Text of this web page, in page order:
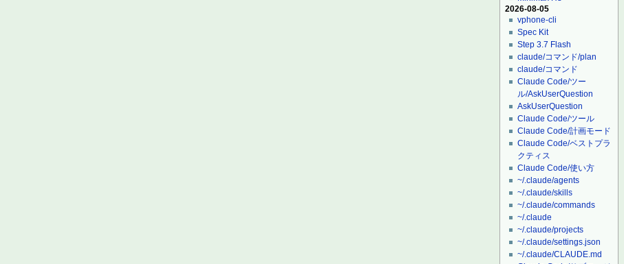
2026-08-05
vphone-cli
Spec Kit
Step 3.7 Flash
claude/コマンド/plan
claude/コマンド
Claude Code/ツー
ル/AskUserQuestion
AskUserQuestion
Claude Code/ツール
Claude Code/計画モード
Claude Code/ベストプラ
クティス
Claude Code/使い方
~/.claude/agents
~/.claude/skills
~/.claude/commands
~/.claude
~/.claude/projects
~/.claude/settings.json
~/.claude/CLAUDE.md